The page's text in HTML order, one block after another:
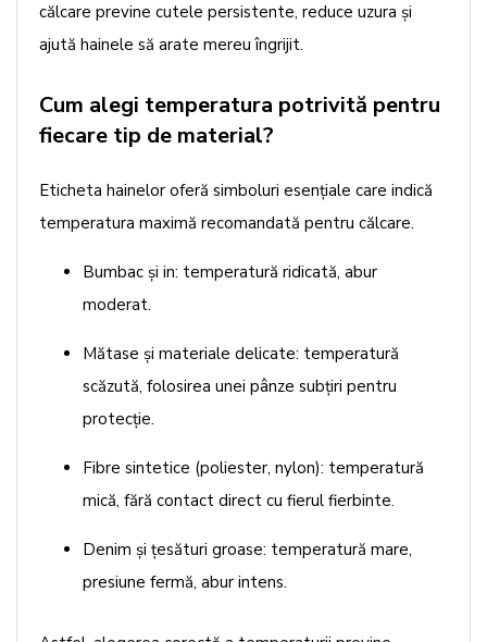
călcare previne cutele persistente, reduce uzura și
ajută hainele să arate mereu îngrijit.
Cum alegi temperatura potrivită pentru
fiecare tip de material?
Eticheta hainelor oferă simboluri esențiale care indică
temperatura maximă recomandată pentru călcare.
Bumbac și in: temperatură ridicată, abur
moderat.
Mătase și materiale delicate: temperatură
scăzută, folosirea unei pânze subțiri pentru
protecție.
Fibre sintetice (poliester, nylon): temperatură
mică, fără contact direct cu fierul fierbinte.
Denim și țesături groase: temperatură mare,
presiune fermă, abur intens.